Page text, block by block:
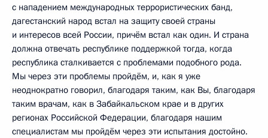
с нападением международных террористических банд,
дагестанский народ встал на защиту своей страны
и интересов всей России, причём встал как один. И страна
должна отвечать республике поддержкой тогда, когда
республика сталкивается с проблемами подобного рода.
Мы через эти проблемы пройдём, и, как я уже
неоднократно говорил, благодаря таким, как Вы, благодаря
таким врачам, как в Забайкальском крае и в других
регионах Российской Федерации, благодаря нашим
специалистам мы пройдём через эти испытания достойно.